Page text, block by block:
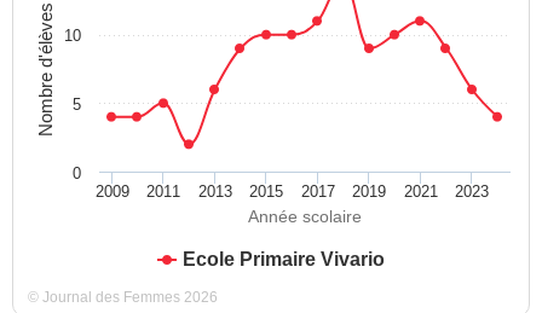
Année scolaire
Nombre d'élèves
Ecole Primaire Vivario
2009 2011 2013 2015 2017 2019 2021 2023
0
5
10
© Journal des Femmes 2026